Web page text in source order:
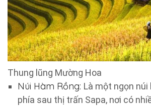
Thung lũng Mường Hoa
Núi Hàm Rồng: Là một ngọn núi
phía sau thị trấn Sapa, nơi có